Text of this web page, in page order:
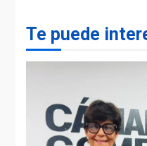
Te puede